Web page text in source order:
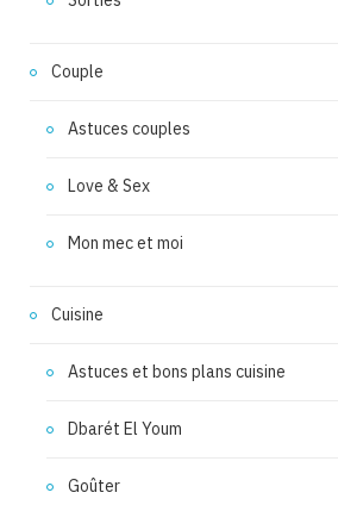
Couple
Astuces couples
Love & Sex
Mon mec et moi
Cuisine
Astuces et bons plans cuisine
Dbarét El Youm
Goûter